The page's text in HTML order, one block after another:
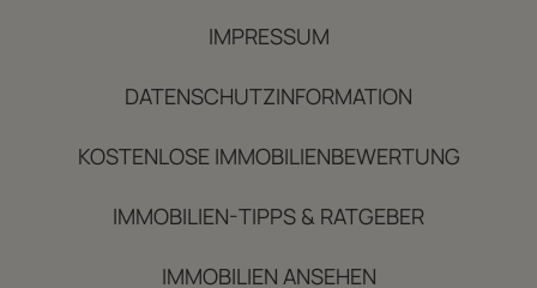
IMPRESSUM
DATENSCHUTZINFORMATION
KOSTENLOSE IMMOBILIENBEWERTUNG
IMMOBILIEN-TIPPS & RATGEBER
IMMOBILIEN ANSEHEN